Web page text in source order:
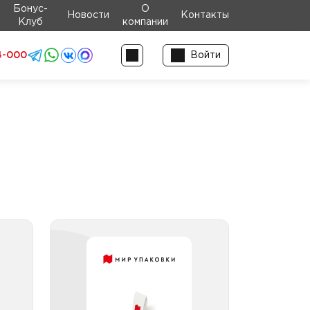
Бонус-
Клуб
Новости
О
компании
Контакты
000 Войти
прозрачные с контрольным